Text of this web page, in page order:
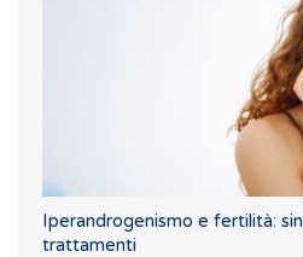
Iperandrogenismo e fertilità:
trattamenti